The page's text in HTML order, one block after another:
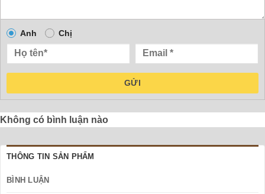
Anh Chị
GỬI
Không có bình luận nào
THÔNG TIN SẢN PHẨM
BÌNH LUẬN